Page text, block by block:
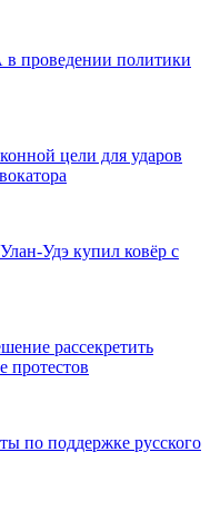
проведении политики
цели для ударов
Удэ купил ковёр с
рассекретить
протестов
по поддержке русского